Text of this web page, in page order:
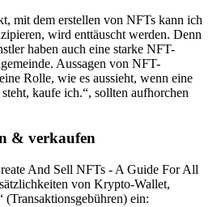
mit dem erstellen von NFTs kann ich
wird enttäuscht werden. Denn
haben auch eine starke NFT-
Aussagen von NFT-
Rolle, wie es aussieht, wenn eine
kaufe ich.“, sollten aufhorchen
& verkaufen
And Sell NFTs - A Guide For All
von Krypto-Wallet,
(Transaktionsgebühren) ein: